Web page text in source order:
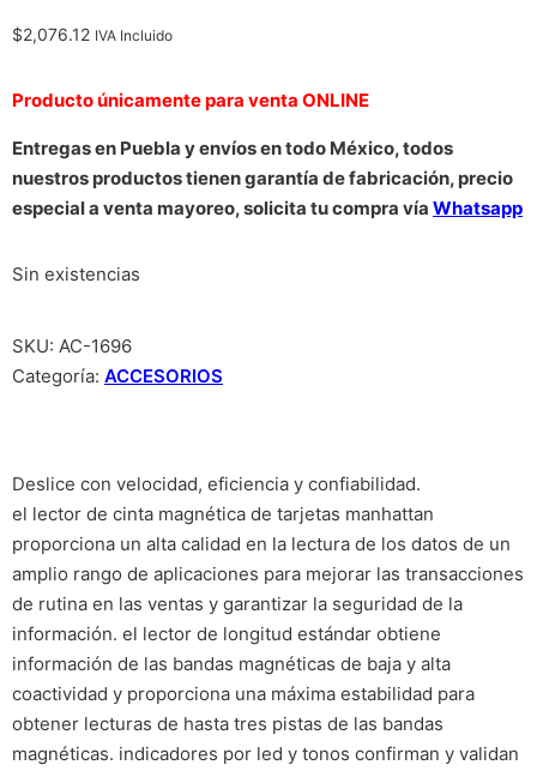
$2,076.12 IVA Incluido
Producto únicamente para venta ONLINE
Entregas en Puebla y envíos en todo México, todos
nuestros productos tienen garantía de fabricación, precio
especial a venta mayoreo, solicita tu compra vía Whatsapp
Sin existencias
SKU: AC-1696
Categoría: ACCESORIOS
Deslice con velocidad, eficiencia y confiabilidad.
el lector de cinta magnética de tarjetas manhattan
proporciona un alta calidad en la lectura de los datos de un
amplio rango de aplicaciones para mejorar las transacciones
de rutina en las ventas y garantizar la seguridad de la
información. el lector de longitud estándar obtiene
información de las bandas magnéticas de baja y alta
coactividad y proporciona una máxima estabilidad para
obtener lecturas de hasta tres pistas de las bandas
magnéticas. indicadores por led y tonos confirman y validan